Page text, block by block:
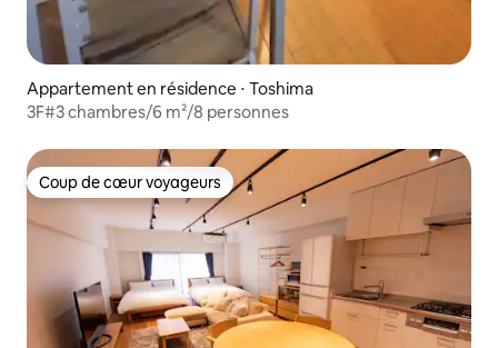
Appartement en résidence ⋅ Toshima
3F#3 chambres/6 m²/8 personnes
Coup de cœur voyageurs
Coup de cœur voyageurs